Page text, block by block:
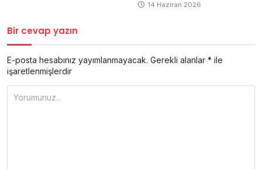
14 Haziran 2026
Bir cevap yazın
E-posta hesabınız yayımlanmayacak. Gerekli alanlar * ile
işaretlenmişlerdir